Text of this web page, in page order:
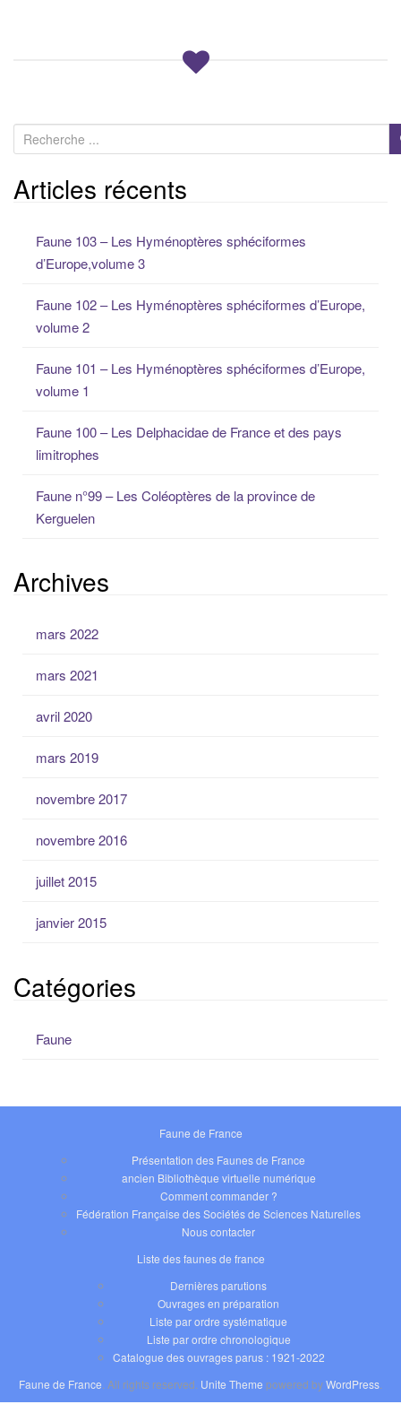
e
c
hArticles récents
Faune 103 – Les Hyménoptères sphéciformes
d’Europe,volume 3
Faune 102 – Les Hyménoptères sphéciformes d’Europe,
volume 2
Faune 101 – Les Hyménoptères sphéciformes d’Europe,
volume 1
Faune 100 – Les Delphacidae de France et des pays
limitrophes
Faune n°99 – Les Coléoptères de la province de
Kerguelen
Archives
mars 2022
mars 2021
avril 2020
mars 2019
novembre 2017
novembre 2016
juillet 2015
janvier 2015
Catégories
Faune
Faune de France
Présentation des Faunes de France
ancien Bibliothèque virtuelle numérique
Comment commander ?
Fédération Française des Sociétés de Sciences Naturelles
Nous contacter
Liste des faunes de france
Dernières parutions
Ouvrages en préparation
Liste par ordre systématique
Liste par ordre chronologique
Catalogue des ouvrages parus : 1921-2022
Faune de France . All rights reserved. Unite Theme powered byWordPress